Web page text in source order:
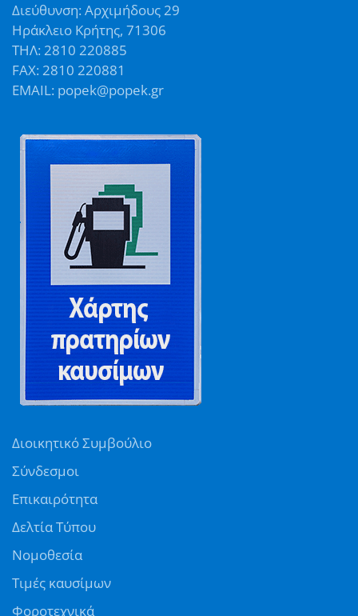
Διεύθυνση: Αρχιμήδους 29
Ηράκλειο Κρήτης, 71306
ΤΗΛ: 2810 220885
FAX: 2810 220881
EMAIL: popek@popek.gr
Διοικητικό Συμβούλιο
Σύνδεσμοι
Επικαιρότητα
Δελτία Τύπου
Νομοθεσία
Τιμές καυσίμων
Φοροτεχνικά